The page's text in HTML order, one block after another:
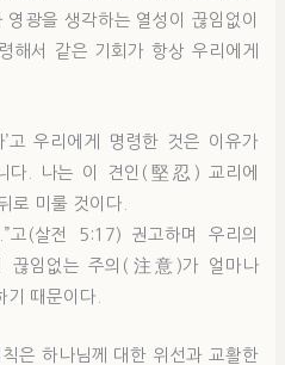
광을 생각하는 열성이 끊임없이
해서 같은 기회가 항상 우리에게
고 우리에게 명령한 것은 이유가
다. 나는 이 견인(堅忍) 교리에
로 미룰 것이다.
고(살전 5:17) 권고하며 우리의
끊임없는 주의(注意)가 얼마나
때문이다.
은 하나님께 대한 위선과 교활한